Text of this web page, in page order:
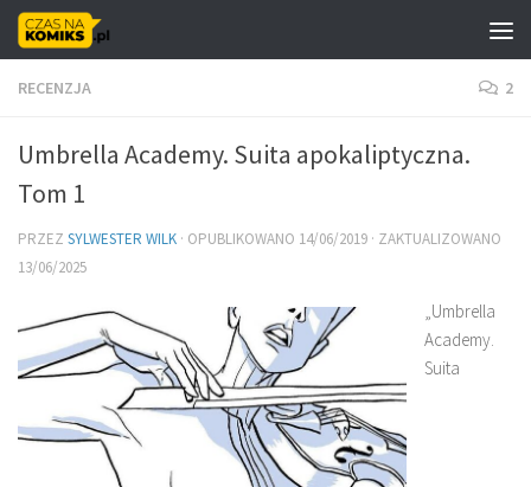
Skip to content
RECENZJA 2
Umbrella Academy. Suita apokaliptyczna.
Tom 1
PRZEZ SYLWESTER WILK · OPUBLIKOWANO 14/06/2019 · ZAKTUALIZOWANO
13/06/2025
„Umbrella
Academy.
Suita